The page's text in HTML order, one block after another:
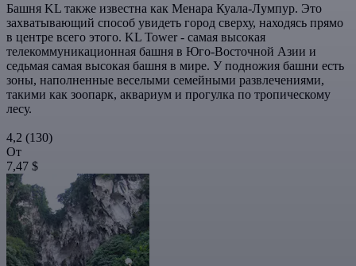
Башня KL также известна как Менара Куала-Лумпур. Это
захватывающий способ увидеть город сверху, находясь прямо
в центре всего этого. KL Tower - самая высокая
телекоммуникационная башня в Юго-Восточной Азии и
седьмая самая высокая башня в мире. У подножия башни есть
зоны, наполненные веселыми семейными развлечениями,
такими как зоопарк, аквариум и прогулка по тропическому
лесу.
4,2 (130)
От
7,47 $